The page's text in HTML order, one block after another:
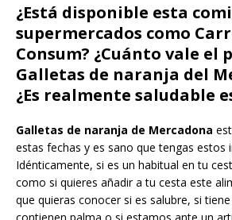
¿Está disponible esta
supermercados como
Consum? ¿Cuánto vale el
Galletas de naranja del
¿Es realmente saludable
Galletas de naranja de Mercadona
estas fechas y es sano que tengas estos
Idénticamente, si es un habitual en tu
como si quieres añadir a tu cesta este
que quieras conocer si es salubre, si